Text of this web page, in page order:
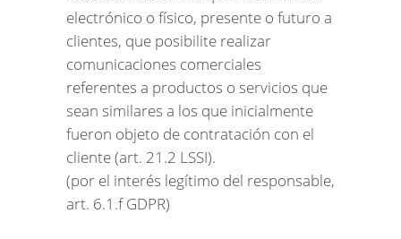
electrónico o físico, presente o futuro a
clientes, que posibilite realizar
comunicaciones comerciales
referentes a productos o servicios que
sean similares a los que inicialmente
fueron objeto de contratación con el
cliente (art. 21.2 LSSI).
(por el interés legítimo del responsable,
art. 6.1.f GDPR)